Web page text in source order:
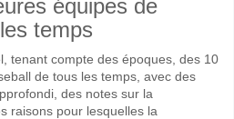
équipes de
temps
tenant compte des époques, des 10
de tous les temps, avec des
des notes sur la
raisons pour lesquelles la